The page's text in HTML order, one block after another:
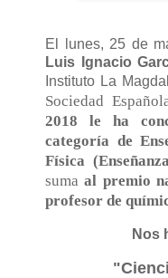
El lunes, 25 de
Luis Ignacio
Instituto La
Sociedad
2018 le ha
categoría de
Física
suma al premio
profesor de
Nos